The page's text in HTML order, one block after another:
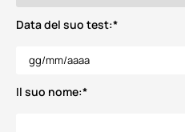
Data del suo test:*
Il suo nome:*